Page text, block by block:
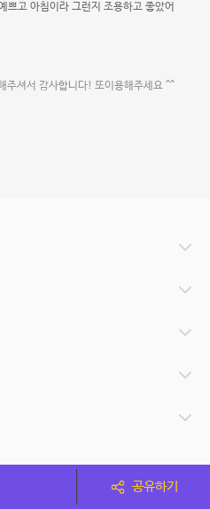
쁘고 아침이라 그런지 조용하고 좋았어
주셔서 감사합니다! 또이용해주세요 ^^
공유하기